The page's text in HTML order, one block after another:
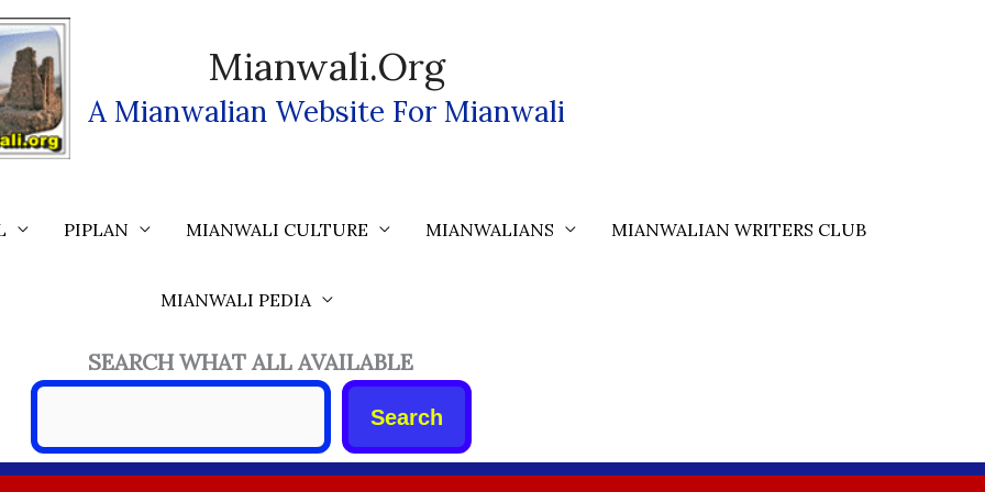
Mianwali.org
A Mianwalian Website For Mianwali
PIPLAN MIANWALI CULTURE MIANWALIANS MIANWALIAN WRITERS CLUB
MIANWALI PEDIA
SEARCH WHAT ALL AVAILABLE
Search